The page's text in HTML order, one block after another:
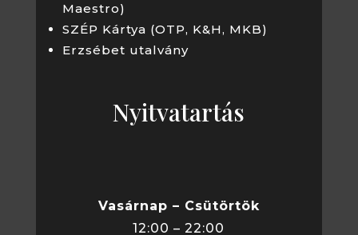
Maestro)
SZÉP Kártya (OTP, K&H, MKB)
Erzsébet utalvány
Nyitvatartás
Vasárnap – Csütörtök
12:00 – 22:00